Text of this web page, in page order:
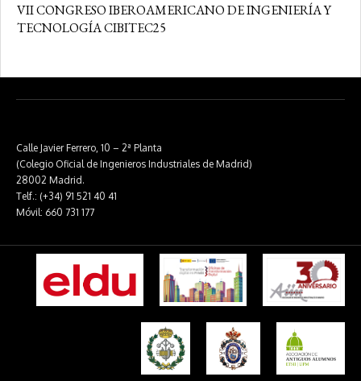
VII CONGRESO IBEROAMERICANO DE INGENIERÍA Y
TECNOLOGÍA CIBITEC25
Calle Javier Ferrero, 10 – 2ª Planta
(Colegio Oficial de Ingenieros Industriales de Madrid)
28002 Madrid.
Telf.: (+34) 91 521 40 41
Móvil: 660 731 177